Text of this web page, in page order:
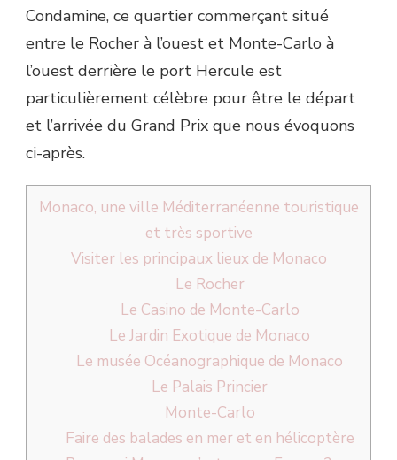
Condamine, ce quartier commerçant situé
entre le Rocher à l’ouest et Monte-Carlo à
l’ouest derrière le port Hercule est
particulièrement célèbre pour être le départ
et l’arrivée du Grand Prix que nous évoquons
ci-après.
Monaco, une ville Méditerranéenne touristique
et très sportive
Visiter les principaux lieux de Monaco
Le Rocher
Le Casino de Monte-Carlo
Le Jardin Exotique de Monaco
Le musée Océanographique de Monaco
Le Palais Princier
Monte-Carlo
Faire des balades en mer et en hélicoptère